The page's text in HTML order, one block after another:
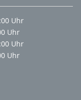
Uhr
Uhr
Uhr
Uhr